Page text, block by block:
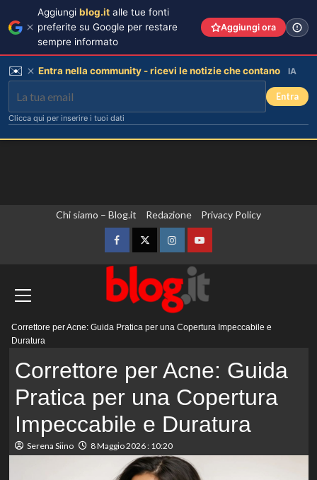
Chi siamo – Blog.it Redazione Privacy Policy
FacebookTwitterInstagramYouTube
principale
Correttore per Acne: Guida Pratica per una Copertura Impeccabile e
Duratura
Correttore per Acne: Guida
Pratica per una Copertura
Impeccabile e Duratura
Serena Siino 8 Maggio 2026 : 10:20
Aggiungi blog.it alle tue fonti
preferite su Google per restare
sempre informato
Aggiungi ora
✉️ Entra nella community - ricevi le notizie che contano IA
Entra
Clicca qui per inserire i tuoi dati